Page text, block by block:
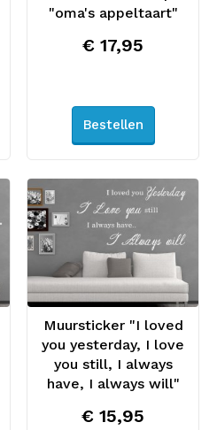
"oma's appeltaart"
€ 17,95
Bestellen
Muursticker "I loved
you yesterday, I love
you still, I always
have, I always will"
€ 15,95